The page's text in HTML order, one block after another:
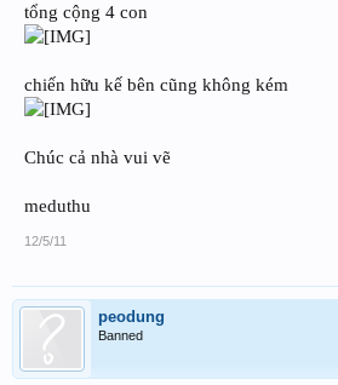
tổng cộng 4 con
chiến hữu kế bên cũng không kém
Chúc cả nhà vui vẽ
meduthu
12/5/11
peodung
Banned